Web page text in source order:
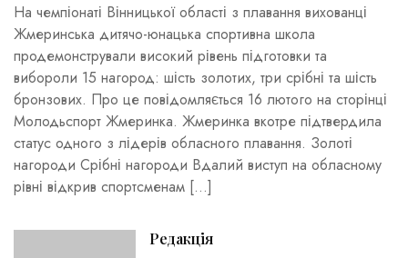
На чемпіонаті Вінницької області з плавання вихованці
Жмеринська дитячо-юнацька спортивна школа
продемонстрували високий рівень підготовки та
вибороли 15 нагород: шість золотих, три срібні та шість
бронзових. Про це повідомляється 16 лютого на сторінці
Молодьспорт Жмеринка. Жмеринка вкотре підтвердила
статус одного з лідерів обласного плавання. Золоті
нагороди Срібні нагороди Вдалий виступ на обласному
рівні відкрив спортсменам […]
Редакція